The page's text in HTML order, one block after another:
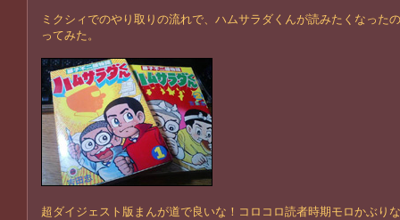
ミクシィでのやり取りの流れで、ハムサラダくんが読みたくなった
ってみた。
超ダイジェスト版まんが道で良いな！コロコロ読者時期モロかぶり